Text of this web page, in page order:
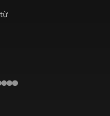
ruột” linh kiện kém